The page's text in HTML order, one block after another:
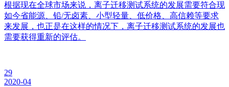
根据现在全球市场来说，离子迁移测试系统的发展需要符合现
如今省能源、铅/无卤素、小型轻量、低价格、高信赖等要求
来发展，也正是在这样的情况下，离子迁移测试系统的发展也
需要获得重新的评估。
29
2020-04